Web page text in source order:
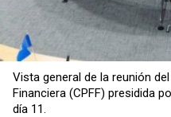
Vista general de la reunión
Financiera (CPFF) presidida
día 11.